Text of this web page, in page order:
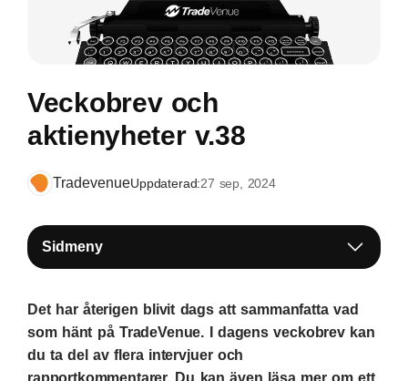
Veckobrev och
aktienyheter v.38
TradevenueUppdaterad:27 sep, 2024
Sidmeny
Det har återigen blivit dags att sammanfatta vad
som hänt på TradeVenue. I dagens veckobrev kan
du ta del av flera intervjuer och